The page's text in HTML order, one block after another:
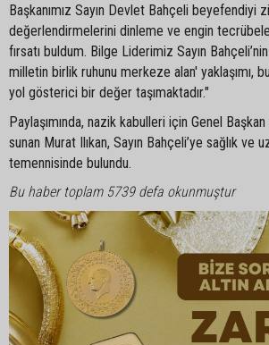
Başkanımız Sayın Devlet Bahçeli beyefendiyi
değerlendirmelerini dinleme ve engin
fırsatı buldum. Bilge Liderimiz Sayın
milletin birlik ruhunu merkeze alan' yaklaşımı,
yol gösterici bir değer taşımaktadır."
Paylaşımında, nazik kabulleri için Genel Başkan
sunan Murat Ilıkan, Sayın Bahçeli’ye sağlık ve
temennisinde bulundu.
Bu haber toplam 5739 defa okunmuştur